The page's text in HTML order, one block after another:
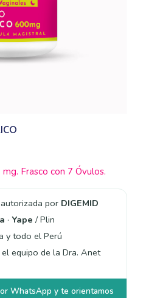
Frasco con 7 Óvulos.
autorizada por DIGEMID
·Yape / Plin
y todo el Perú
equipo de la Dra. Anet
WhatsApp y te orientamos